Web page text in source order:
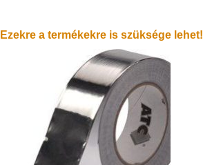
Ezekre a termékekre is szüksége lehet!